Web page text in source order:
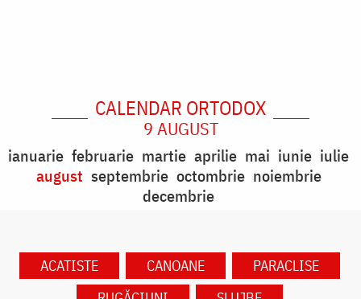
CALENDAR ORTODOX
9 AUGUST
ianuarie februarie martie aprilie mai iunie iulie
august septembrie octombrie noiembrie
decembrie
ACATISTE CANOANE
PARACLISE